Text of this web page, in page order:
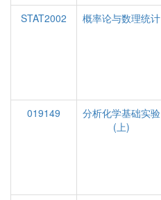
STAT2002
概率论与数理统计
019149
分析化学基础实验
(上)